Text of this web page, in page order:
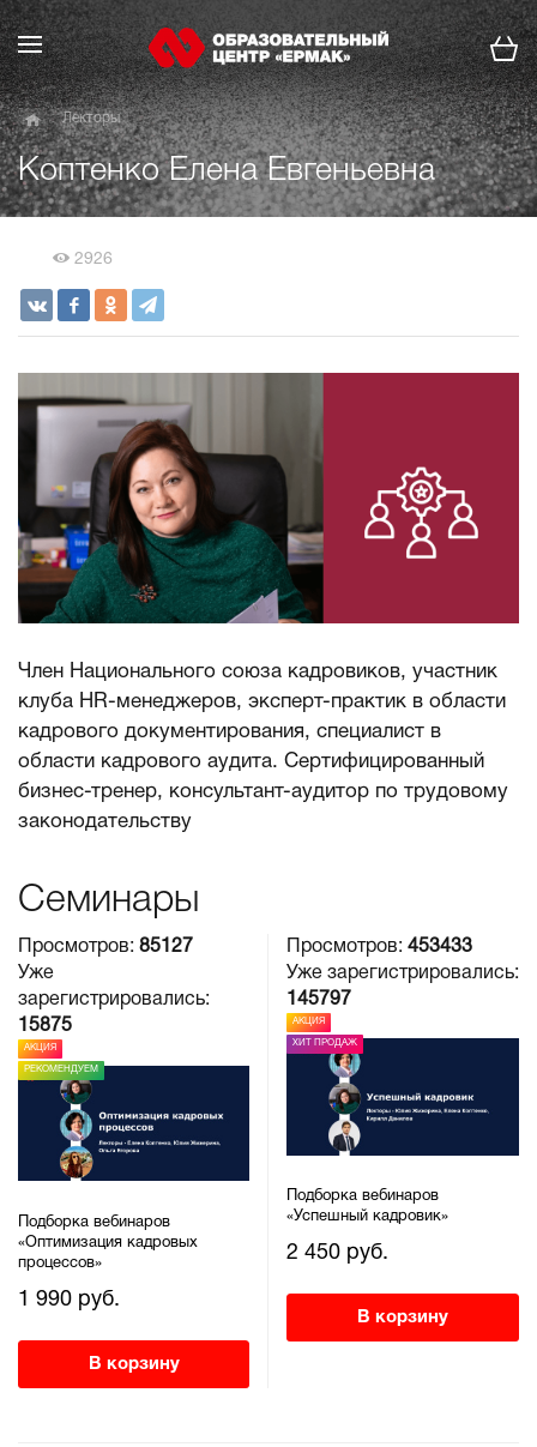
Лекторы
Коптенко Елена Евгеньевна
2926
Член Национального союза кадровиков, участник
клуба HR-менеджеров, эксперт-практик в области
кадрового документирования, специалист в
области кадрового аудита. Сертифицированный
бизнес-тренер, консультант-аудитор по трудовому
законодательству
Семинары
Просмотров: 85127
Уже
зарегистрировались:
15875
АКЦИЯ
РЕКОМЕНДУЕМ
Подборка вебинаров
«Оптимизация кадровых
процессов»
1 990 руб.
В корзину
Просмотров: 453433
Уже зарегистрировались:
145797
АКЦИЯ
ХИТ ПРОДАЖ
Подборка вебинаров
«Успешный кадровик»
2 450 руб.
В корзину